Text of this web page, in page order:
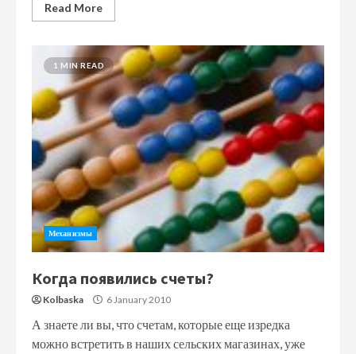
Read More
1 MIN READ
Механизмы
Когда появились счеты?
Kolbaska 6 January 2010
А знаете ли вы, что счетам, которые еще изредка
можно встретить в наших сельских магазинах, уже